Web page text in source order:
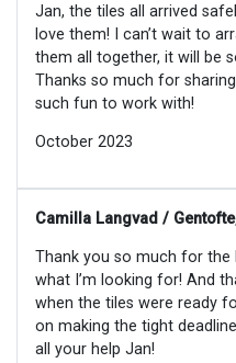
Jan, the tiles all arrived
love them! I can’t wait to
them all together, it will be
Thanks so much for
such fun to work with!
October 2023
Camilla Langvad /
Thank you so much for the
what I’m looking for! And
when the tiles were ready
on making the tight
all your help Jan!